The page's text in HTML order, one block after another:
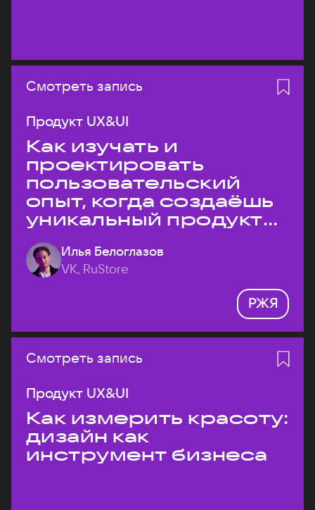
Смотреть запись
Продукт UX&UI
Как изучать и
проектировать
пользовательский
опыт, когда создаёшь
уникальный продукт
на рынке?
Илья Белоглазов
VK, RuStore
РЖЯ
Смотреть запись
Продукт UX&UI
Как измерить красоту:
дизайн как
инструмент бизнеса